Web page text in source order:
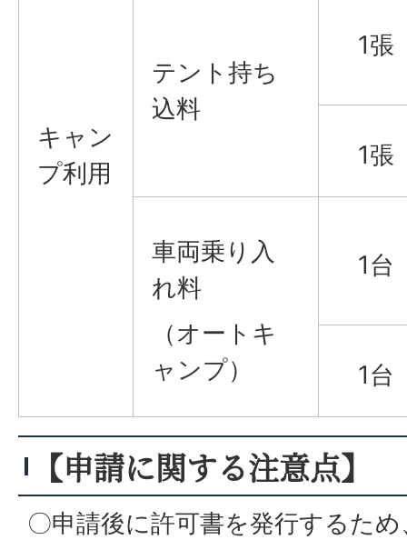
キャン
プ利用
テント持ち
込料
1張
1張
車両乗り入
れ料
（オートキ
ャンプ）
1台
1台
【申請に関する注意点】
〇申請後に許可書を発行するた